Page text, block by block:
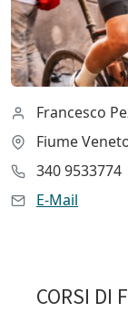
Francesco
Fiume
340 9533774
E-Mail
CORSI DI